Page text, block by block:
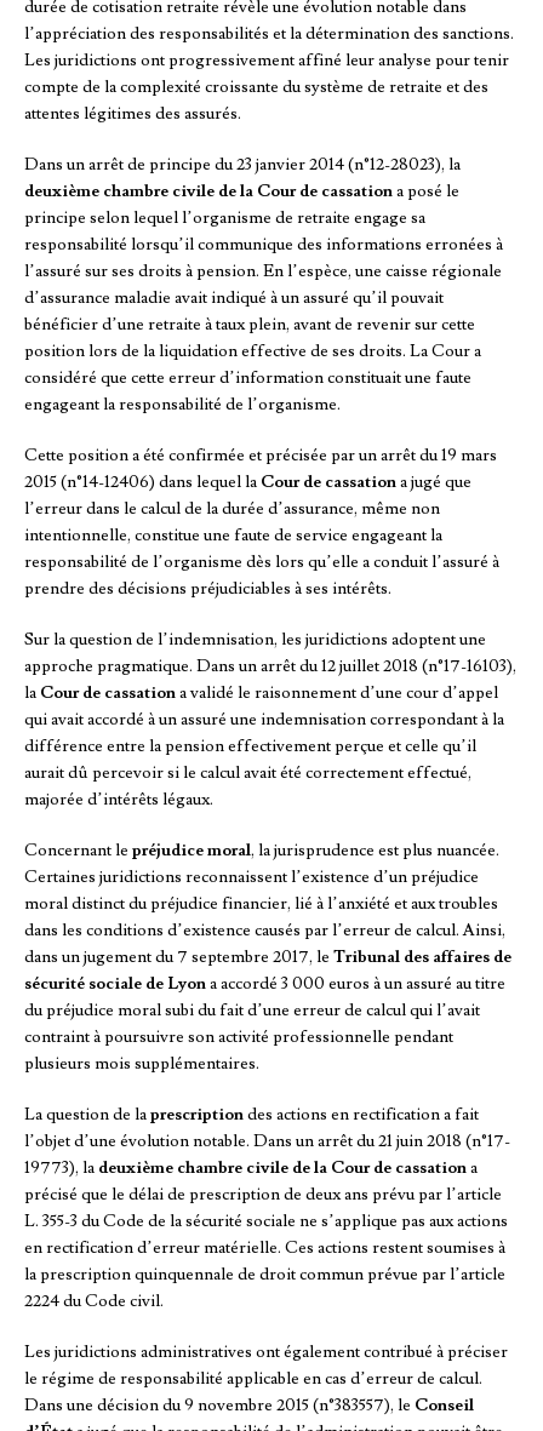
durée de cotisation retraite révèle une évolution notable dans
l’appréciation des responsabilités et la détermination des sanctions.
Les juridictions ont progressivement affiné leur analyse pour tenir
compte de la complexité croissante du système de retraite et des
attentes légitimes des assurés.
Dans un arrêt de principe du 23 janvier 2014 (n°12-28023), la
deuxième chambre civile de la Cour de cassationa posé le
principe selon lequel l’organisme de retraite engage sa
responsabilité lorsqu’il communique des informations erronées à
l’assuré sur ses droits à pension. En l’espèce, une caisse régionale
d’assurance maladie avait indiqué à un assuré qu’il pouvait
bénéficier d’une retraite à taux plein, avant de revenir sur cette
position lors de la liquidation effective de ses droits. La Cour a
considéré que cette erreur d’information constituait une faute
engageant la responsabilité de l’organisme.
Cette position a été confirmée et précisée par un arrêt du 19 mars
2015 (n°14-12406) dans lequel la Cour de cassationa jugé que
l’erreur dans le calcul de la durée d’assurance, même non
intentionnelle, constitue une faute de service engageant la
responsabilité de l’organisme dès lors qu’elle a conduit l’assuré à
prendre des décisions préjudiciables à ses intérêts.
Sur la question de l’indemnisation, les juridictions adoptent une
approche pragmatique. Dans un arrêt du 12 juillet 2018 (n°17-16103),
la Cour de cassationa validé le raisonnement d’une cour d’appel
qui avait accordé à un assuré une indemnisation correspondant à la
différence entre la pension effectivement perçue et celle qu’il
aurait dû percevoir si le calcul avait été correctement effectué,
majorée d’intérêts légaux.
Concernant le préjudice moral, la jurisprudence est plus nuancée.
Certaines juridictions reconnaissent l’existence d’un préjudice
moral distinct du préjudice financier, lié à l’anxiété et aux troubles
dans les conditions d’existence causés par l’erreur de calcul. Ainsi,
dans un jugement du 7 septembre 2017, le Tribunal des affaires de
sécurité sociale de Lyona accordé 3 000 euros à un assuré au titre
du préjudice moral subi du fait d’une erreur de calcul qui l’avait
contraint à poursuivre son activité professionnelle pendant
plusieurs mois supplémentaires.
La question de laprescriptiondes actions en rectification a fait
l’objet d’une évolution notable. Dans un arrêt du 21 juin 2018 (n°17-
19773), la deuxième chambre civile de la Cour de cassationa
précisé que le délai de prescription de deux ans prévu par l’article
L. 355-3 du Code de la sécurité sociale ne s’applique pas aux actions
en rectification d’erreur matérielle. Ces actions restent soumises à
la prescription quinquennale de droit commun prévue par l’article
2224 du Code civil.
Les juridictions administratives ont également contribué à préciser
le régime de responsabilité applicable en cas d’erreur de calcul.
Dans une décision du 9 novembre 2015 (n°383557), le Conseil